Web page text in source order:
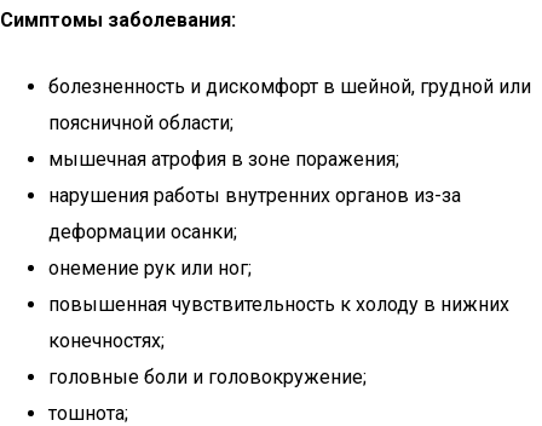
Симптомы заболевания:
болезненность и дискомфорт в шейной, грудной или
поясничной области;
мышечная атрофия в зоне поражения;
нарушения работы внутренних органов из-за
деформации осанки;
онемение рук или ног;
повышенная чувствительность к холоду в нижних
конечностях;
головные боли и головокружение;
тошнота;